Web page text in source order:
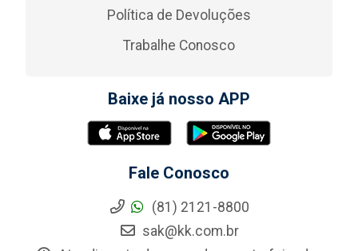
Política de Devoluções
Trabalhe Conosco
Baixe já nosso APP
Fale Conosco
(81) 2121-8800
sak@kk.com.br